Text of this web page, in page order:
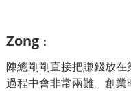
Zong ：
陳總剛剛直接把賺錢放
過程中會非常兩難。 創業